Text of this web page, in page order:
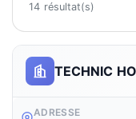
TECHNIC
ADRESSE
14 résultat(s)